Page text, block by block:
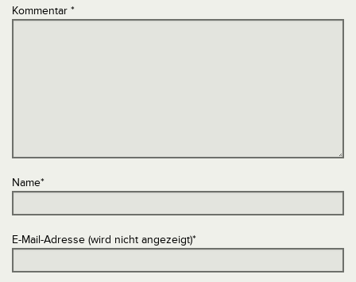
Kommentar *
Name*
E-Mail-Adresse (wird nicht angezeigt)*